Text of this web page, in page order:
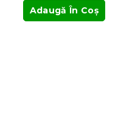
Adaugă În Coş